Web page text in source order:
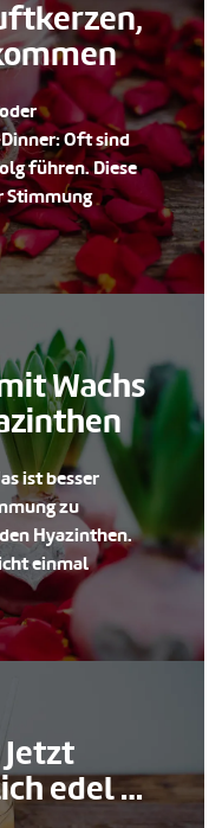
Oft sind
führen. Diese
Stimmung
Wachs
ist besser
zu
Hyazinthen.
einmal
edel …